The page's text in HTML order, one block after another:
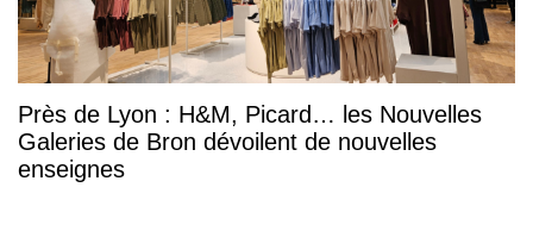
Près de Lyon : H&M, Picard… les Nouvelles
Galeries de Bron dévoilent de nouvelles
enseignes